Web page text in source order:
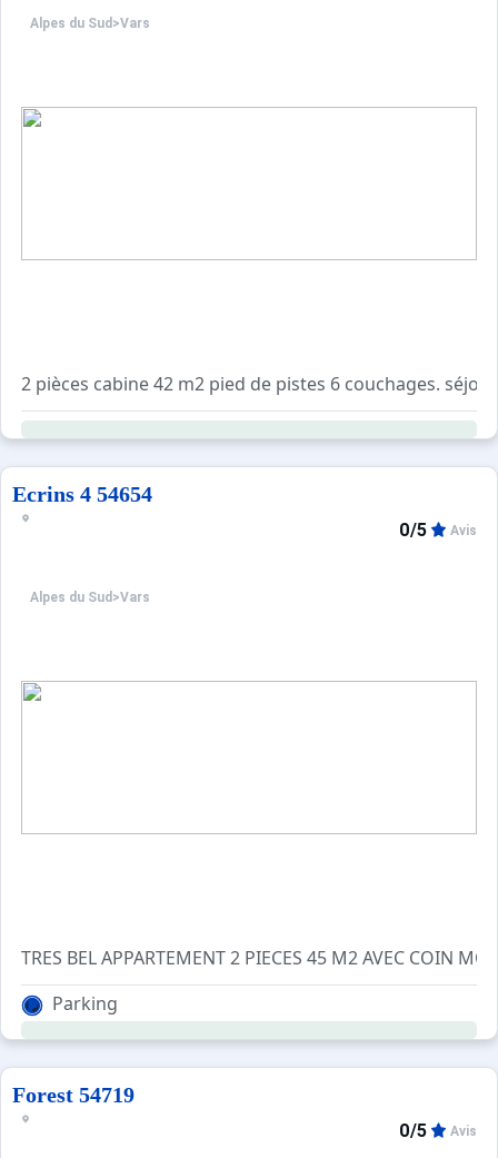
Alpes du Sud >Vars
Ecrins 4 54654
Alpes du Sud >Vars
0/5 Avis
TRES BEL
EQUIPE LAVE LINGE LAVE
Parking
Forest 54719
0/5 Avis